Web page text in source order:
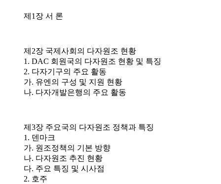
제1장 서 론
제2장 국제사회의 다자원조 현황
1. DAC 회원국의 다자원조 현황 및 특징
2. 다자기구의 주요 활동
가. 유엔의 구성 및 지원 현황
나. 다자개발은행의 주요 활동
제3장 주요국의 다자원조 정책과 특징
1. 덴마크
가. 원조정책의 기본 방향
나. 다자원조 추진 현황
다. 주요 특징 및 시사점
2. 호주